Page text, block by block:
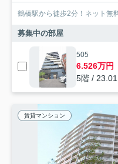
鶴橋駅から徒歩2分！ネット無
募集中の部屋
505
6.526万円
5階 /
賃貸マンション